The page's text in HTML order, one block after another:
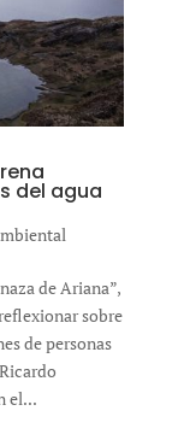
del agua
de Ariana”,
sobre
de personas
el...